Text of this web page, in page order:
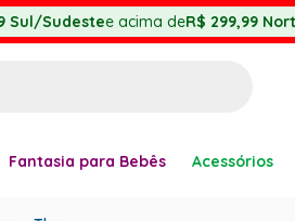
Sul/Sudestee acima deR$ 299,99
Fantasia para Bebês Acessórios